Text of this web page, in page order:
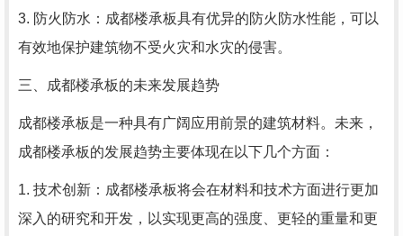
3. 防火防水：成都楼承板具有优异的防火防水性能，可以
有效地保护建筑物不受火灾和水灾的侵害。
三、成都楼承板的未来发展趋势
成都楼承板是一种具有广阔应用前景的建筑材料。未来，
成都楼承板的发展趋势主要体现在以下几个方面：
1. 技术创新：成都楼承板将会在材料和技术方面进行更加
深入的研究和开发，以实现更高的强度、更轻的重量和更